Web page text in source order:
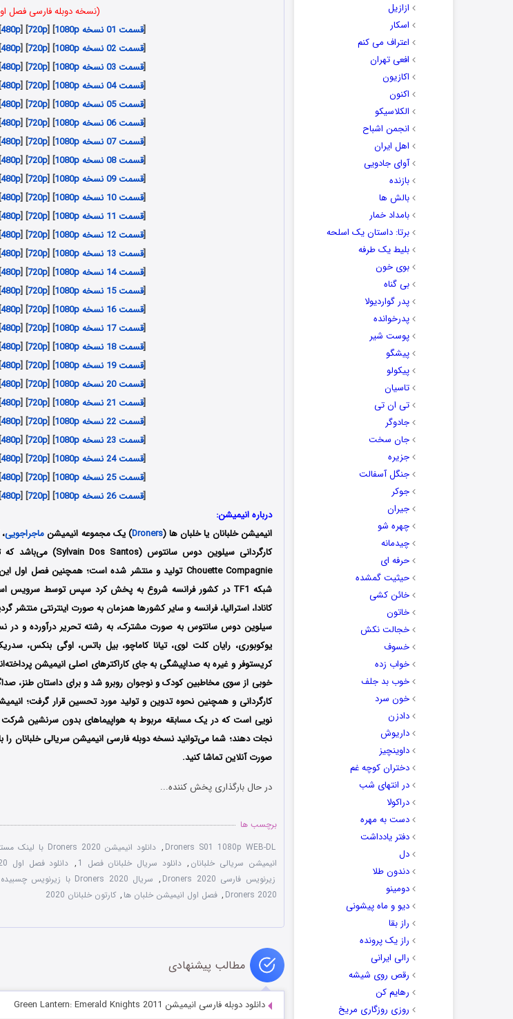
ازازیل
اسکار
اعتراف می کنم
افعی تهران
اکازیون
اکنون
الکلاسیکو
انجمن اشباح
اهل ایران
آوای جادویی
بازنده
بالش ها
بامداد خمار
برتا: داستان یک اسلحه
بلیط یک‌‌ طرفه
بوی خون
بی گناه
پدر گواردیولا
پدرخوانده
پوست شیر
پیشگو
پیکولو
تاسیان
تی ان تی
جادوگر
جان سخت
جزیره
جنگل آسفالت
جوکر
جیران
چهره شو
چیدمانه
حرفه ای
حیثیت گمشده
خائن کشی
خاتون
خجالت نکش
خسوف
خواب زده
خوب بد جلف
خون سرد
دادزن
داریوش
داوینچیز
دختران کوچه غم
در انتهای شب
دراکولا
دست به مهره
دفتر یادداشت
دل
دندون طلا
دومینو
دیو و ماه پیشونی
راز بقا
راز یک پرونده
رالی ایرانی
رقص روی شیشه
رهایم کن
روزی روزگاری مریخ
(نسخه دوبله فارسی فصل
[قسمت 01 نسخه 1080p ] [
720p
] [
480p
[قسمت 02 نسخه 1080p ] [
720p
] [
480p
[قسمت 03 نسخه 1080p ] [
720p
] [
480p
[قسمت 04 نسخه 1080p ] [
720p
] [
480p
[قسمت 05 نسخه 1080p ] [
720p
] [
480p
[قسمت 06 نسخه 1080p ] [
720p
] [
480p
[قسمت 07 نسخه 1080p ] [
720p
] [
480p
[قسمت 08 نسخه 1080p ] [
720p
] [
480p
[قسمت 09 نسخه 1080p ] [
720p
] [
480p
[قسمت 10 نسخه 1080p ] [
720p
] [
480p
[قسمت 11 نسخه 1080p ] [
720p
] [
480p
[قسمت 12 نسخه 1080p ] [
720p
] [
480p
[قسمت 13 نسخه 1080p ] [
720p
] [
480p
[قسمت 14 نسخه 1080p ] [
720p
] [
480p
[قسمت 15 نسخه 1080p ] [
720p
] [
480p
[قسمت 16 نسخه 1080p ] [
720p
] [
480p
[قسمت 17 نسخه 1080p ] [
720p
] [
480p
[قسمت 18 نسخه 1080p ] [
720p
] [
480p
[قسمت 19 نسخه 1080p ] [
720p
] [
480p
[قسمت 20 نسخه 1080p ] [
720p
] [
480p
[قسمت 21 نسخه 1080p ] [
720p
] [
480p
[قسمت 22 نسخه 1080p ] [
720p
] [
480p
[قسمت 23 نسخه 1080p ] [
720p
] [
480p
[قسمت 24 نسخه 1080p ] [
720p
] [
480p
[قسمت 25 نسخه 1080p ] [
720p
] [
480p
[قسمت 26 نسخه 1080p ] [
720p
] [
480p
درباره انیمیشن:
انیمیشنخلبانان یا خلبان ها(
Droners) یک مجموعه انیمیشنماجراجویی،
کانادا، استرالیا، فرانسه و سایر کشورها همزمان به صورت اینترنتی منتشر
سیلوین دوس سانتوس به صورت مشترک، به رشته تحریر درآورده و در
یوکوبوری، رایان کلت لوی، تیانا کاماچو، بیل باتس، اوگی بنکس،
کریستوفر و غیره به صداپیشگی به جای کاراکترهای اصلی انیمیشن
خوبی از سوی مخاطبین کودک و نوجوان روبرو شد و برای داستان طنز،
کارگردانی و همچنین نحوه تدوین و تولید مورد تحسین قرار گرفت؛
نویی است که در یک مسابقه مربوط به هواپیماهای بدون سرنشین شرکت
نجات دهند؛ شما می‌توانید نسخه دوبله فارسی انیمیشن سریالی خلبانان را
صورت آنلاین تماشا کنید.
در حال بارگذاری پخش کننده...
برچسب ها
Droners S01 1080p WEB-DL
, دانلود انیمیشن Droners 2020 با لینک مستقیم
انیمیشن سریالی خلبانان , دانلود سریال خلبانان فصل 1 , دانلود فصل اول Droners 2020
زیرنویس فارسی Droners 2020
, سریال Droners 2020 با زیرنویس چسبیده
Droners 2020
, فصل اول انیمیشن خلبان ها , کارتون خلبانان 2020
مطالب پیشنهادی
دانلود دوبله فارسی انیمیشن Green Lantern: Emerald Knights 2011